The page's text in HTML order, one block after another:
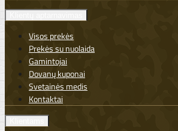
Visos prekės
Prekės su nuolaida
Gamintojai
Dovanų kuponai
Svetainės medis
Kontaktai